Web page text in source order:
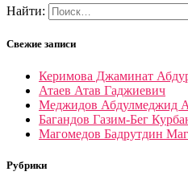
Найти:
Свежие записи
Керимова Джаминат
Атаев Атав Гаджиевич
Меджидов Абдулмеджид
Багандов Газим-Бег
Магомедов Бадрутдин
Рубрики